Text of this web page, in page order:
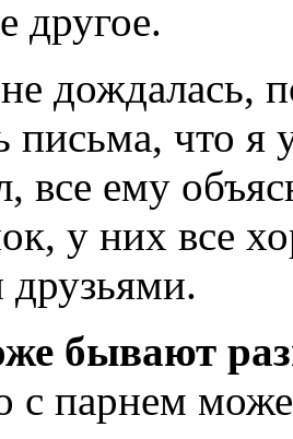
другое.
дождалась,
письма, что я
все ему
у них все
бывают
с парнем